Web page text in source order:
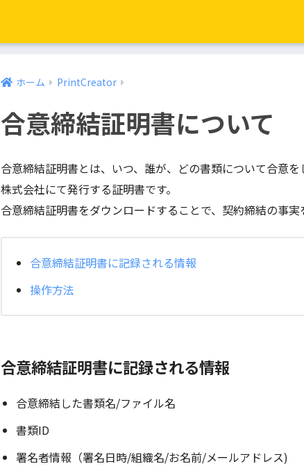
ホーム PrintCreator
合意締結証明書について
合意締結証明書とは、いつ、誰が、どの書類について合意
株式会社にて発行する証明書です。
合意締結証明書をダウンロードすることで、契約締結の事実
合意締結証明書に記録される情報
操作方法
合意締結証明書に記録される情報
合意締結した書類名/ファイル名
書類ID
署名者情報（署名日時/組織名/お名前/メールアドレス)